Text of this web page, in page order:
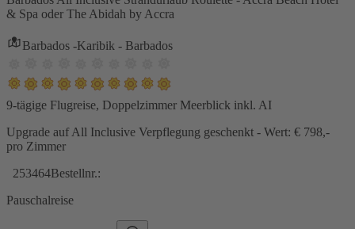
& Spa oder The Abidah by Accra
Barbados -Karibik - Barbados
9-tägige Flugreise, Doppelzimmer Meerblick inkl. AI
Upgrade auf All Inclusive Verpflegung geschenkt - Wert: € 798,-
pro Zimmer
253464Bestellnr.:
Pauschalreise